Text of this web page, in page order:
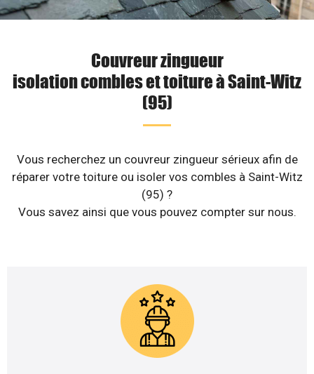
Couvreur zingueur
isolation combles et toiture à Saint-Witz
(95)
Vous recherchez un couvreur zingueur sérieux afin de
réparer votre toiture ou isoler vos combles à Saint-Witz
(95) ?
Vous savez ainsi que vous pouvez compter sur nous.